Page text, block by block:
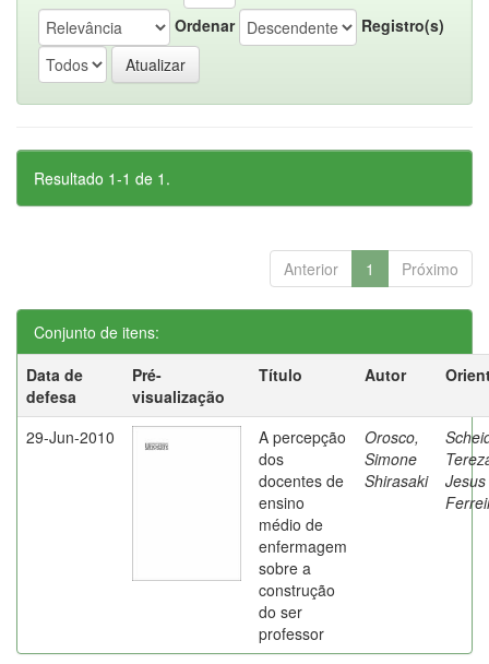
Ordenar
Registro(s)
Resultado 1-1 de 1.
Anterior 1 Próximo
Conjunto de itens:
Data de
defesa
Pré-
visualização
Título Autor
29-Jun-2010
A percepção
dos
docentes de
ensino
médio de
enfermagem
sobre a
construção
do ser
professor
Orosco,
Simone
Shirasaki
Jesus